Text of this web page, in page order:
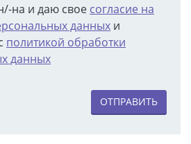
на и даю свое согласие на
данных и
политикой обработки
данных
ОТПРАВИТЬ